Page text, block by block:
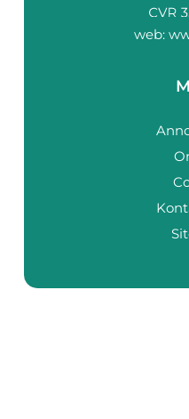
web: